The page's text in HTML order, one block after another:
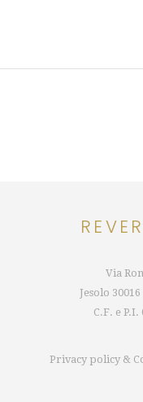
Via
Jesolo
C.F. e P.I.
Privacy policy&